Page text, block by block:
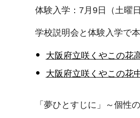
体験入学：7月9日（土曜
学校説明会と体験入学で
大阪府立咲くやこの花
大阪府立咲くやこの花
「夢ひとすじに」～個性